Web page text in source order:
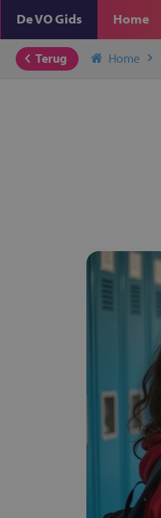
De VO Gids Home
Terug Home